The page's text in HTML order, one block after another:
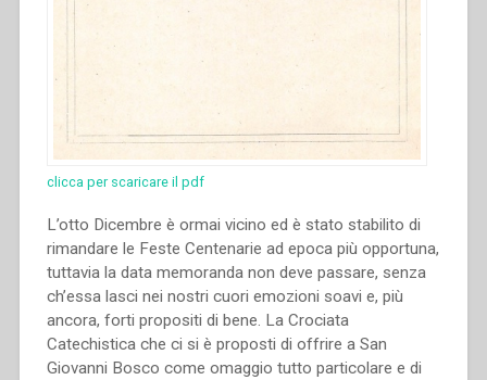
carità.”
clicca per scaricare il pdf
L’otto Dicembre è ormai vicino ed è stato stabilito di
rimandare le Feste Centenarie ad epoca più opportuna,
tuttavia la data memoranda non deve passare, senza
ch’essa lasci nei nostri cuori emozioni soavi e, più
ancora, forti propositi di bene. La Crociata
Catechistica che ci si è proposti di offrire a San
Giovanni Bosco come omaggio tutto particolare e di